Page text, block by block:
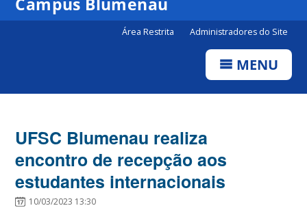
Campus Blumenau
Área Restrita Administradores do Site
MENU
UFSC Blumenau realiza
encontro de recepção aos
estudantes internacionais
10/03/2023 13:30